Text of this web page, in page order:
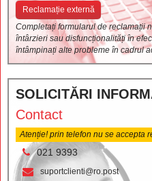
Reclamație externă
Completați formularul de reclamații
întârzieri sau disfuncționalități în
întâmpinați alte probleme în cadrul
SOLICITĂRI
Contact
Atenție! prin telefon nu se accepta
021 9393
suportclienti@ro.post